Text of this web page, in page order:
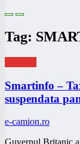
Tag:
Smartinfo –
suspendata
e-camion.ro